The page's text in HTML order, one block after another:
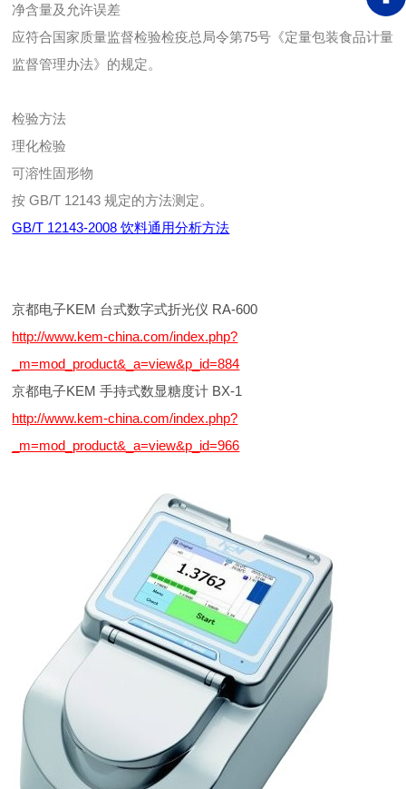
净含量及允许误差
应符合国家质量监督检验检疫总局令第75号《定量包装食品计量
监督管理办法》的规定。
检验方法
理化检验
可溶性固形物
按 GB/T 12143 规定的方法测定。
GB/T 12143-2008 饮料通用分析方法
京都电子KEM 台式数字式折光仪 RA-600
http://www.kem-china.com/index.php?
_m=mod_product&_a=view&p_id=884
京都电子KEM 手持式数显糖度计 BX-1
http://www.kem-china.com/index.php?
_m=mod_product&_a=view&p_id=966